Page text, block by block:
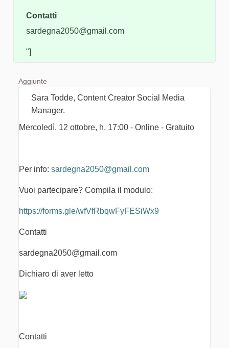
Contatti
sardegna2050@gmail.com
"]
Aggiunte
Sara Todde, Content Creator Social Media
Manager.
Mercoledì, 12 ottobre, h. 17:00 - Online - Gratuito
Per info: sardegna2050@gmail.com
Vuoi partecipare? Compila il modulo:
https://forms.gle/wfVfRbqwFyFESiWx9
Contatti
sardegna2050@gmail.com
Dichiaro di aver letto
Contatti